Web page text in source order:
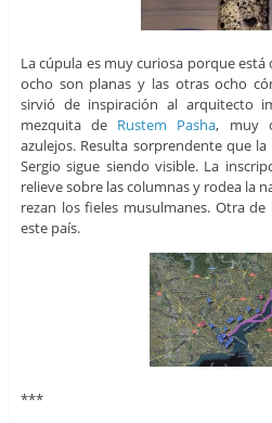
La cúpula es muy curiosa porque está
ocho son planas y las otras ocho
sirvió de inspiración al arquitecto
mezquita de Rustem Pasha, muy
azulejos. Resulta sorprendente que
Sergio sigue siendo visible. La
relieve sobre las columnas y rodea la
rezan los fieles musulmanes. Otra
este país.
***